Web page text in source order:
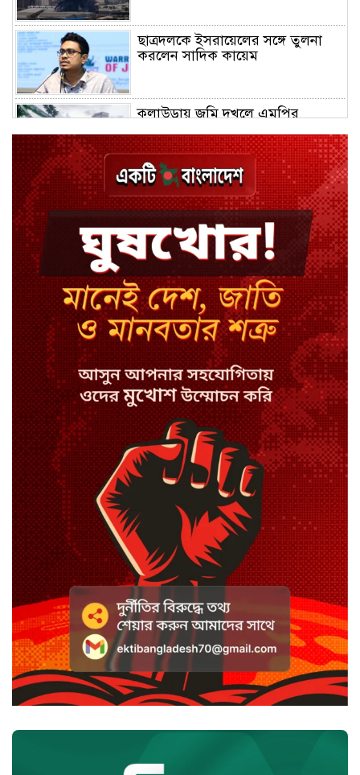
ছাত্রদলকে ইসরায়েলের সঙ্গে তুলনা
করলেন সাদিক কায়েম
কুলাউড়ায় জমি দখলে এমপির
চুয়াডাঙ্গায় জুলাইয়ের মামলায় ছাত্রলীগ
নেতা গ্রেপ্তার
নেইমারের খোঁচায় উত্তপ্ত মাঠ, শুনলেন
‘বদমাশ’ গালি